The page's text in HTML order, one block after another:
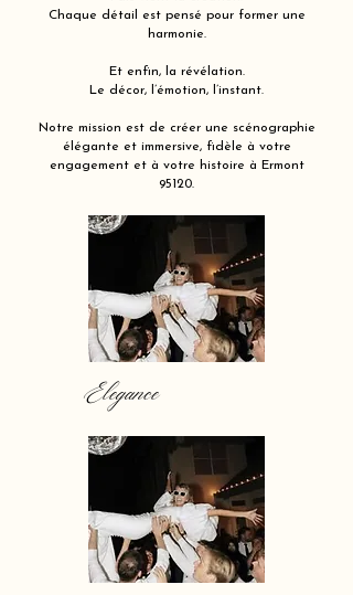
Chaque détail est pensé pour former une
harmonie.
Et enfin, la révélation.
Le décor, l’émotion, l’instant.
Notre mission est de créer une scénographie
élégante et immersive, fidèle à votre
engagement et à votre histoire à Ermont
95120.
Elegance